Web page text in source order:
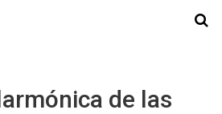
de las